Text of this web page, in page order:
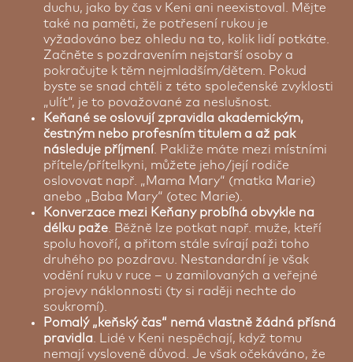
duchu, jako by čas v Keni ani neexistoval. Mějte
také na paměti, že potřesení rukou je
vyžadováno bez ohledu na to, kolik lidí potkáte.
Začněte s pozdravením nejstarší osoby a
pokračujte k těm nejmladším/dětem. Pokud
byste se snad chtěli z této společenské zvyklosti
„ulít“, je to považované za neslušnost.
Keňané se oslovují zpravidla akademickým,
čestným nebo profesním titulem a až pak
následuje příjmení . Pakliže máte mezi místními
přítele/přítelkyni, můžete jeho/její rodiče
oslovovat např. „Mama Mary“ (matka Marie)
anebo „Baba Mary“ (otec Marie).
Konverzace mezi Keňany probíhá obvykle na
délku paže . Běžně lze potkat např. muže, kteří
spolu hovoří, a přitom stále svírají paži toho
druhého po pozdravu. Nestandardní je však
vodění ruku v ruce – u zamilovaných a veřejné
projevy náklonnosti (ty si raději nechte do
soukromí).
Pomalý „keňský čas“ nemá vlastně žádná přísná
pravidla . Lidé v Keni nespěchají, když tomu
nemají vysloveně důvod. Je však očekáváno, že